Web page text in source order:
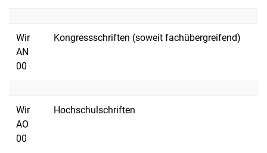
Wir
AN
00
Kongressschriften (soweit fachübergreifend)
Wir
AO
00
Hochschulschriften